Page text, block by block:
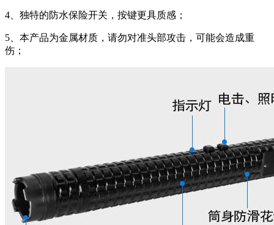
4、独特的防水保险开关，按键更具质感；
5、本产品为金属材质，请勿对准头部攻击，可能会造成重
伤；